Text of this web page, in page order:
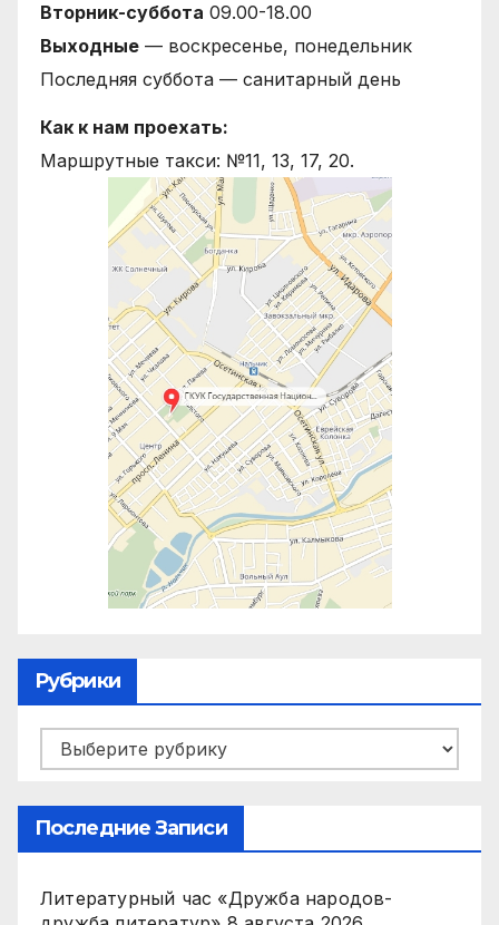
Вторник-суббота 09.00-18.00
Выходные — воскресенье, понедельник
Последняя суббота — санитарный день
Как к нам проехать:
Маршрутные такси: №11, 13, 17, 20.
Рубрики
Рубрики
Последние Записи
Литературный час «Дружба народов-